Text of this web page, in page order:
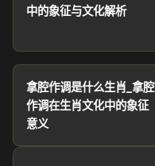
中的象征与文化解析
拿腔作调是什么生肖_拿腔
作调在生肖文化中的象征
意义